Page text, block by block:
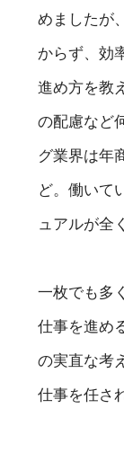
めましたが
からず、効
進め方を教
の配慮など
グ業界は年
ど。働いて
ュアルが全
一枚でも多
仕事を進め
の実直な考
仕事を任さ